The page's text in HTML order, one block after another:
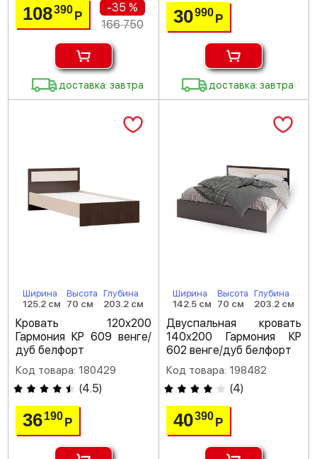
108390Р
-35 %
166 750
доставка: завтра
30990 Р
доставка: завтра
Ширина
125.2 см
Высота
70 см
Глубина
203.2 см
Кровать 120х200
Гармония КР 609 венге/
дуб белфорт
Код товара: 180429
(4.5)
36190Р
Ширина
142.5 см
Высота
70 см
Глубина
203.2 см
Двуспальная кровать
140х200 Гармония КР
602 венге/дуб белфорт
Код товара: 198482
(4)
40390 Р